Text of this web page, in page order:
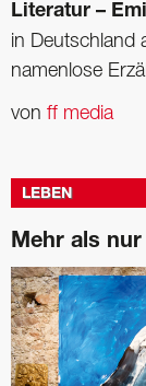
Literatur –
in Deutschland
namenlose
von ff media
LEBEN
Mehr als